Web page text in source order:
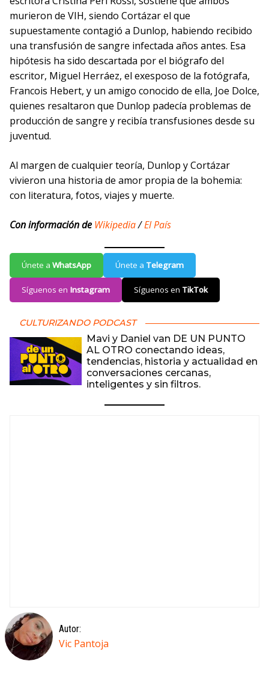
murieron de VIH, siendo Cortázar el que
supuestamente contagió a Dunlop, habiendo recibido
una transfusión de sangre infectada años antes. Esa
hipótesis ha sido descartada por el biógrafo del
escritor, Miguel Herráez, el exesposo de la fotógrafa,
Francois Hebert, y un amigo conocido de ella, Joe Dolce,
quienes resaltaron que Dunlop padecía problemas de
producción de sangre y recibía transfusiones desde su
juventud.
Al margen de cualquier teoría, Dunlop y Cortázar
vivieron una historia de amor propia de la bohemia:
con literatura, fotos, viajes y muerte.
Con información de Wikipedia/El País
Únete a WhatsApp Únete a Telegram
Síguenos en Instagram Síguenos en TikTok
CULTURIZANDO PODCAST
Mavi y Daniel van DE UN PUNTO
AL OTRO conectando ideas,
tendencias, historia y actualidad en
conversaciones cercanas,
inteligentes y sin filtros.
Autor:
Vic Pantoja